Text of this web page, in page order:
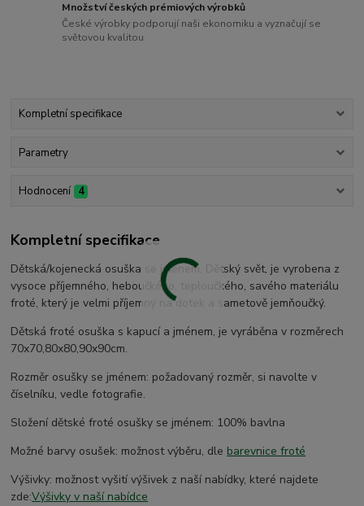
Množství českých prémiových výrobků
České výrobky podporují naši ekonomiku a vyznačují se
světovou kvalitou
Kompletní specifikace
Parametry
Hodnocení 4
Kompletní specifikace
Dětská/kojenecká osuška se jménem, Dětský svět, je vyrobena z
vysoce příjemného, heboučkého, teploučkého, savého materiálu
froté, který je velmi příjemný na dotek a sametově jemňoučký.
Dětská froté osuška s kapucí a jménem, je vyráběna v rozměrech
70x70,80x80,90x90cm.
Rozměr osušky se jménem: požadovaný rozměr, si navolte v
číselníku, vedle fotografie.
Složení dětské froté osušky se jménem: 100% bavlna
Možné barvy osušek: možnost výběru, dle barevnice froté
Výšivky: možnost vyšití výšivek z naší nabídky, které najdete
zde:Výšivky v naší nabídce